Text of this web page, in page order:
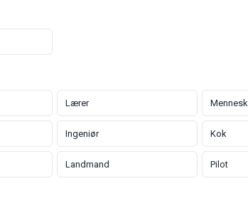
Lærer
Ingeniør Kok
Landmand Pilot